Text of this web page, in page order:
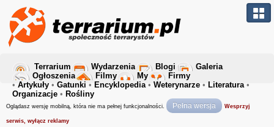
Terrarium Wydarzenia Blogi
Galeria
Ogłoszenia
Filmy My
Firmy
• Artykuły • Gatunki • Encyklopedia• Weterynarze • Literatura•
Organizacje • Rośliny
Oglądasz wersję mobilną, która nie ma pełnej funkcjonalności. Pełna wersja Wesprzyj
serwis, wyłącz reklamy